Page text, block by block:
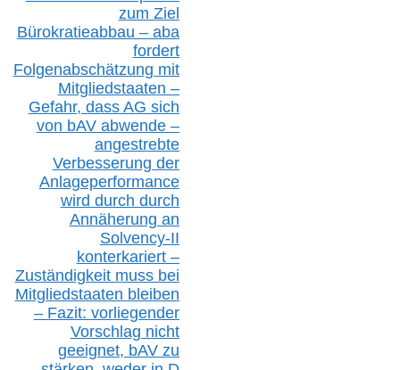
zum Ziel
Bürokratieabbau – aba
fordert
Folgenabschätzung mit
Mitgliedstaaten –
Gefahr, dass AG sich
von bAV abwende –
angestrebte
Verbesserung der
Anlageperformance
wird durch durch
Annäherung an
Solvency-II
konterkariert –
Zuständigkeit muss bei
Mitgliedstaaten bleiben
– Fazit: vorliegender
Vorschlag nicht
geeignet, bAVzu